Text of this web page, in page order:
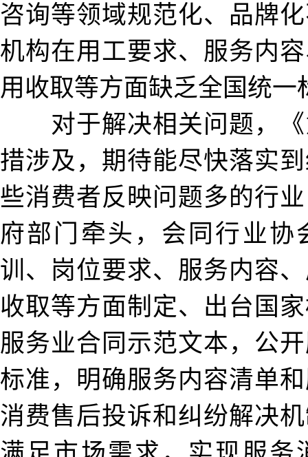
咨询等领域规范化、品牌
机构在用工要求、服务内
用收取等方面缺乏全国统一
对于解决相关问题，《
措涉及，期待能尽快落实
些消费者反映问题多的行
府部门牵头，会同行业协
训、岗位要求、服务内容
收取等方面制定、出台国
服务业合同示范文本，公
标准，明确服务内容清单
消费售后投诉和纠纷解决